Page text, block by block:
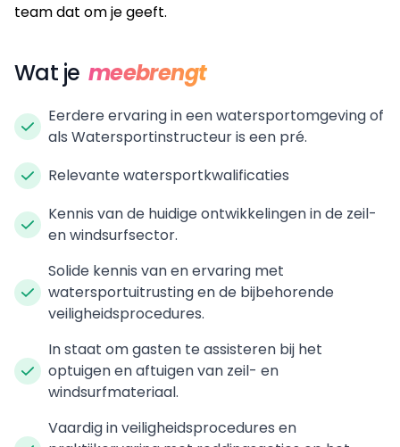
team dat om je geeft.
Wat je meebrengt
Eerdere ervaring in een watersportomgeving of
als Watersportinstructeur is een pré.
Relevante watersportkwalificaties
Kennis van de huidige ontwikkelingen in de zeil-
en windsurfsector.
Solide kennis van en ervaring met
watersportuitrusting en de bijbehorende
veiligheidsprocedures.
In staat om gasten te assisteren bij het
optuigen en aftuigen van zeil- en
windsurfmateriaal.
Vaardig in veiligheidsprocedures en